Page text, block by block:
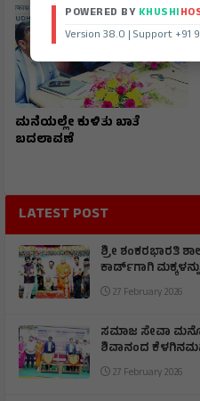
ಮನೆಯಲ್ಲೇ ಕುಳಿತು ಖಾತೆ
ಬದಲಾವಣೆ
LATEST POST
ಶ್ರೀ ಶಂಕರಭಾರತಿ
ಕಾರ್ಡ್‌ಗಾಗಿ
27 February 2026
ಸಮಾಜ ಸೇವಾ
ಶಿವಾನಂದ
27 February 2026
POWERED BY KHUSHI
Version 38.0 | Support +91